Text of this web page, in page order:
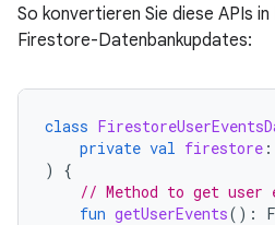
So konvertieren Sie diese APIs
Firestore-Datenbankupdates:
class
private val firestore :
)
{
// Method to get user
fun getUserEvents():